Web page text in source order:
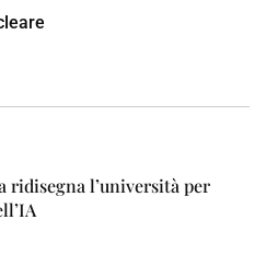
ridisegna l’università per